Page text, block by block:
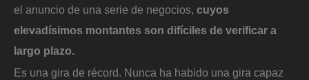
el anuncio de una serie de negocios, cuyos
elevadísimos montantes son difíciles de verificar a
largo plazo.
Es una gira de récord. Nunca ha habido una gira capaz